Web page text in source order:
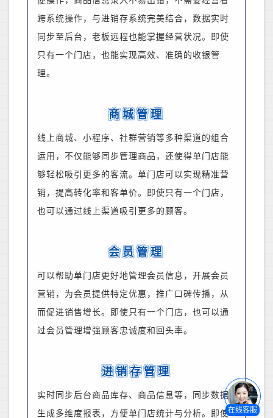
跨系统操作，与进销存系统完美结合，数据实时
同步至后台，老板远程也能掌握经营状况。即使
只有一个门店，也能实现高效、准确的收银管
理。
商城管理
线上商城、小程序、社群营销等多种渠道的组合
运用，不仅能够同步管理商品，还使得单门店能
够轻松吸引更多的客流。单门店可以实现精准营
销，提高转化率和客单价。即使只有一个门店，
也可以通过线上渠道吸引更多的顾客。
会员管理
可以帮助单门店更好地管理会员信息，开展会员
营销，为会员提供特定优惠，推广口碑传播，从
而促进销售增长。即使只有一个门店，也可以通
过会员管理增强顾客忠诚度和回头率。
进销存管理
实时同步后台商品库存、商品信息等，同步数据
生成多维度报表，方便单门店统计与分析。即使在线客服